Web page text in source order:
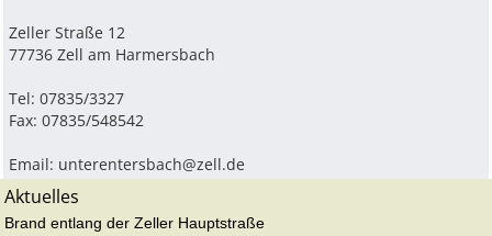
Zeller Straße 12
77736 Zell am Harmersbach
Tel: 07835/3327
Fax: 07835/548542
Email: unterentersbach@zell.de
Aktuelles
Brand entlang der Zeller Hauptstraße